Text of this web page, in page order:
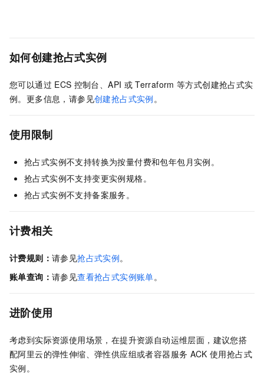
如何创建抢占式实例
您可以通过 ECS 控制台、API 或 Terraform 等方式创建抢占式实
例。更多信息，请参见创建抢占式实例。
使用限制
抢占式实例不支持转换为按量付费和包年包月实例。
抢占式实例不支持变更实例规格。
抢占式实例不支持备案服务。
计费相关
计费规则： 请参见抢占式实例。
账单查询： 请参见查看抢占式实例账单。
进阶使用
考虑到实际资源使用场景，在提升资源自动运维层面，建议您搭
配阿里云的弹性伸缩、弹性供应组或者容器服务 ACK 使用抢占式
实例。